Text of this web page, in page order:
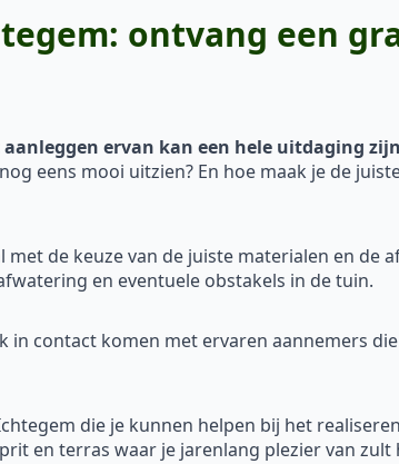
ontvang een
aanleggen ervan kan een hele uitdaging zijn
eens mooi uitzien? En hoe maak je de
met de keuze van de juiste materialen en de
en eventuele obstakels in de tuin.
in contact komen met ervaren aannemers die
die je kunnen helpen bij het
en terras waar je jarenlang plezier van zult